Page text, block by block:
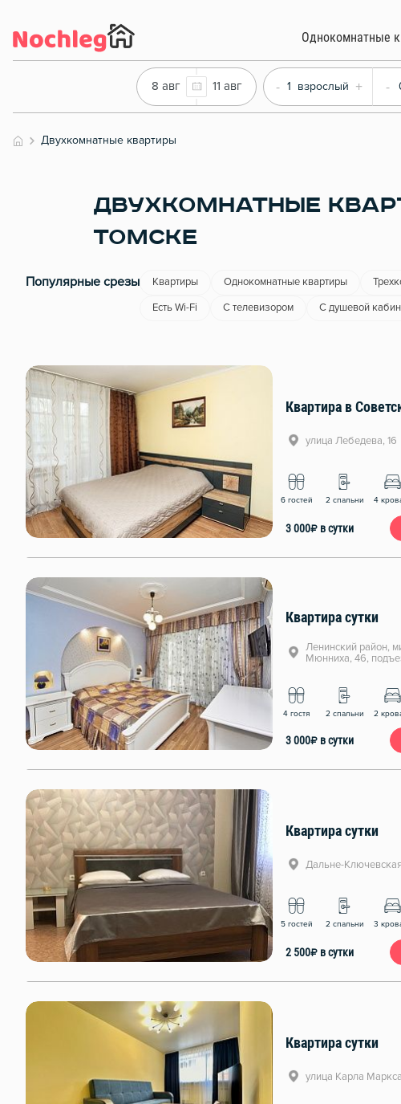
Однокомнатные
8 авг 11 авг 1 взрослый
- + -
Двухкомнатные квартиры
ДВУХКОМНАТНЫЕ
ТОМСКЕ
Популярные срезы Квартиры Однокомнатные квартиры
Есть Wi-Fi С телевизором С душевой
Квартира в
улица Лебедева, 16
6 гостей 2 спальни 4
3 000₽ в сутки
Квартира сутки
Ленинский район,
Мюнниха, 46,
4 гостя 2 спальни 2
3 000₽ в сутки
Квартира сутки
Дальне-
5 гостей 2 спальни 3
2 500₽ в сутки
Квартира сутки
улица Карла